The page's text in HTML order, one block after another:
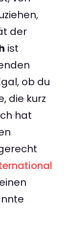
der
ist
ob du
die kurz
hat